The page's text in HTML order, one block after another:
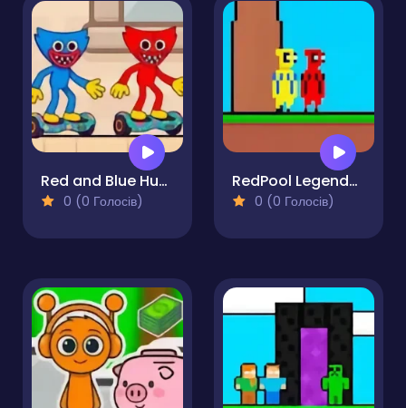
Red and Blue Hugli Wugli
0 (0 Голосів)
RedPool Legends - 2 Player
0 (0 Голосів)